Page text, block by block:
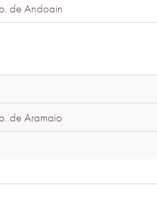
de Andoain
de Aramaio